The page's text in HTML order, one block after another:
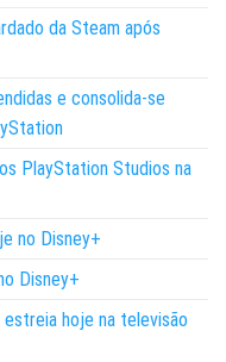
da Steam após
e consolida-se
PlayStation Studios na
no Disney+
Disney+
hoje na televisão